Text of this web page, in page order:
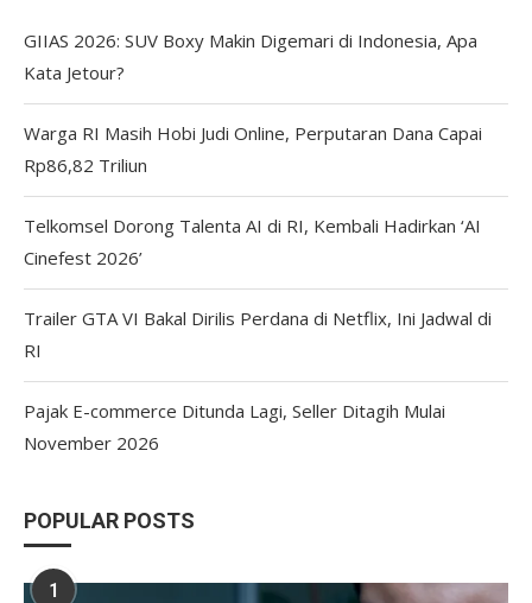
GIIAS 2026: SUV Boxy Makin Digemari di Indonesia, Apa
Kata Jetour?
Warga RI Masih Hobi Judi Online, Perputaran Dana Capai
Rp86,82 Triliun
Telkomsel Dorong Talenta AI di RI, Kembali Hadirkan ‘AI
Cinefest 2026’
Trailer GTA VI Bakal Dirilis Perdana di Netflix, Ini Jadwal di
RI
Pajak E-commerce Ditunda Lagi, Seller Ditagih Mulai
November 2026
POPULAR POSTS
1